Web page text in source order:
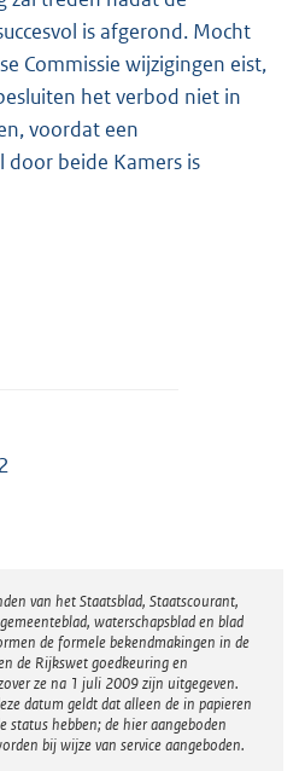
is afgerond. Mocht
Commissie wijzigingen eist,
het verbod niet in
voordat een
beide Kamers is
van het Staatsblad, Staatscourant,
waterschapsblad en blad
de formele bekendmakingen in de
de Rijkswet goedkeuring en
ze na 1 juli 2009 zijn uitgegeven.
datum geldt dat alleen de in papieren
status hebben; de hier aangeboden
bij wijze van service aangeboden.